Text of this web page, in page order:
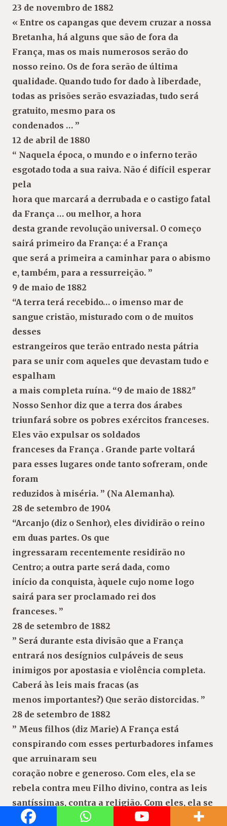
23 de novembro de 1882
« Entre os capangas que devem cruzar a nossa
Bretanha, há alguns que são de fora da
França, mas os mais numerosos serão do
nosso reino. Os de fora serão de última
qualidade. Quando tudo for dado à liberdade,
todas as prisões serão esvaziadas, tudo será
gratuito, mesmo para os
condenados … ”
12 de abril de 1880
“ Naquela época, o mundo e o inferno terão
esgotado toda a sua raiva. Não é difícil esperar
pela
hora que marcará a derrubada e o castigo fatal
da França … ou melhor, a hora
desta grande revolução universal. O começo
sairá primeiro da França: é a França
que será a primeira a caminhar para o abismo
e, também, para a ressurreição. ”
9 de maio de 1882
“A terra terá recebido… o imenso mar de
sangue cristão, misturado com o de muitos
desses
estrangeiros que terão entrado nesta pátria
para se unir com aqueles que devastam tudo e
espalham
a mais completa ruína. “9 de maio de 1882″
Nosso Senhor diz que a terra dos árabes
triunfará sobre os pobres exércitos franceses.
Eles vão expulsar os soldados
franceses da França . Grande parte voltará
para esses lugares onde tanto sofreram, onde
foram
reduzidos à miséria. ” (Na Alemanha).
28 de setembro de 1904
“Arcanjo (diz o Senhor), eles dividirão o reino
em duas partes. Os que
ingressaram recentemente residirão no
Centro; a outra parte será dada, como
início da conquista, àquele cujo nome logo
sairá para ser proclamado rei dos
franceses. ”
28 de setembro de 1882
” Será durante esta divisão que a França
entrará nos desígnios culpáveis ​​de seus
inimigos por apostasia e violência completa.
Caberá às leis mais fracas (as
menos importantes?) Que serão distorcidas. ”
28 de setembro de 1882
” Meus filhos (diz Marie) A França está
conspirando com esses perturbadores infames
que arruinaram seu
coração nobre e generoso. Com eles, ela se
rebela contra meu Filho divino, contra as leis
santíssimas, contra a religião. Com eles, ela se
compromete a pisotear a religião e a erguer